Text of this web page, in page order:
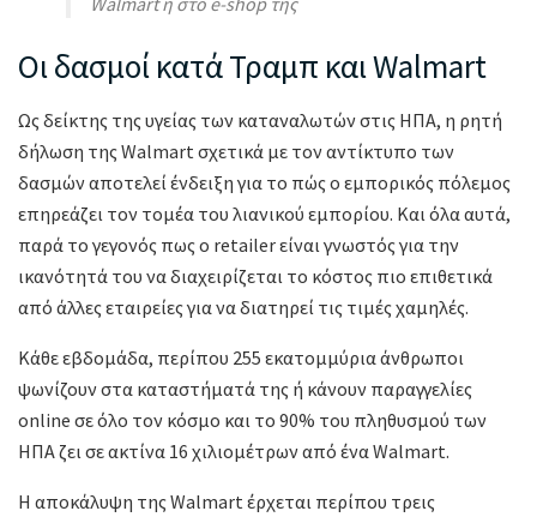
Οι δασμοί κατά Τραμπ και Walmart
Ως δείκτης της υγείας των καταναλωτών στις ΗΠΑ, η ρητή
δήλωση της Walmart σχετικά με τον αντίκτυπο των
δασμών αποτελεί ένδειξη για το πώς ο εμπορικός πόλεμος
επηρεάζει τον τομέα του λιανικού εμπορίου. Και όλα αυτά,
παρά το γεγονός πως ο retailer είναι γνωστός για την
ικανότητά του να διαχειρίζεται το κόστος πιο επιθετικά
από άλλες εταιρείες για να διατηρεί τις τιμές χαμηλές.
Κάθε εβδομάδα, περίπου 255 εκατομμύρια άνθρωποι
ψωνίζουν στα καταστήματά της ή κάνουν παραγγελίες
online σε όλο τον κόσμο και το 90% του πληθυσμού των
ΗΠΑ ζει σε ακτίνα 16 χιλιομέτρων από ένα Walmart.
Η αποκάλυψη της Walmart έρχεται περίπου τρεις